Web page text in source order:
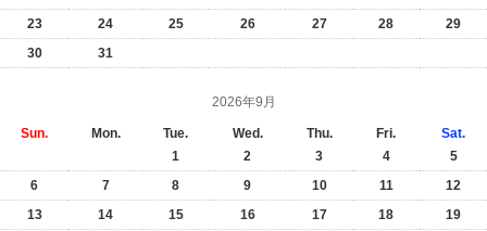
23
24 25 26 27 28
29
30
31
2026年9月
Sun. Mon. Tue. Wed. Thu. Fri.
Sat.
1
2 3 4
5
6
7 8 9 10 11
12
13
14 15 16 17 18 19